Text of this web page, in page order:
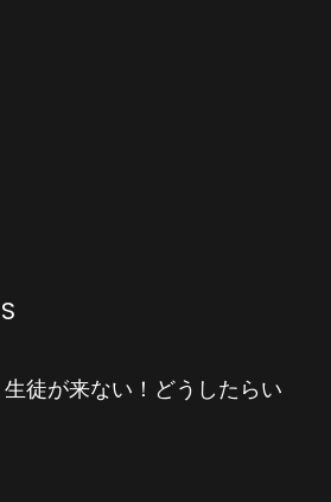
徒が来ない！どうしたらい